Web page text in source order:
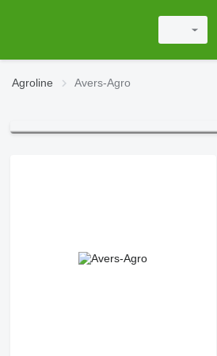
Agroline Avers-Agro